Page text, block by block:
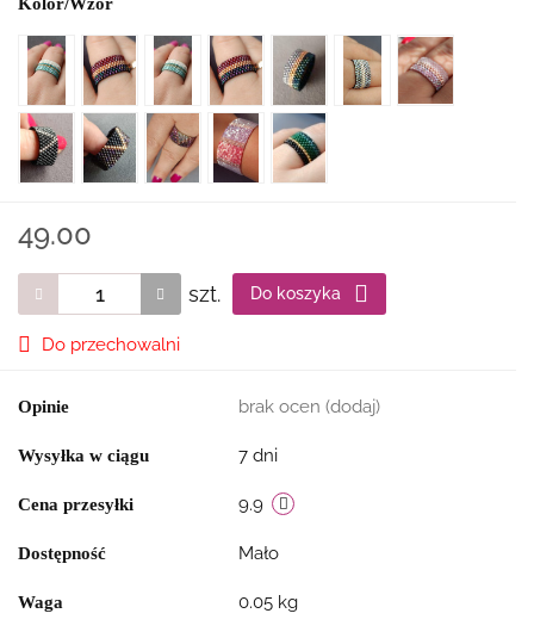
49.00
szt. Do koszyka
Do przechowalni
Opinie brak ocen (dodaj)
Wysyłka w ciągu 7 dni
Cena przesyłki 9.9
Dostępność Mało
Waga 0.05 kg